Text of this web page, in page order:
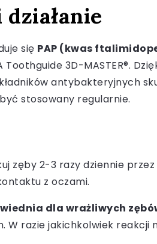
się PAP (kwas
Toothguide 3D-MASTER®.
antybakteryjnych
stosowany regularnie.
zęby 2-3 razy dziennie
z oczami.
dla wrażliwych
W razie jakichkolwiek reakcji